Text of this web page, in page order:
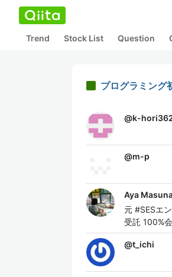
Trend Stock List Question
プログラミング
@k-
@m-p
Aya
元 #SESエ
受託 100%
@t_ichi